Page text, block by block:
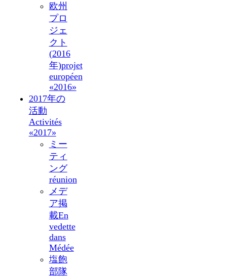
欧州
プロ
ジェ
クト
(2016
年)projet
européen
«2016»
2017年の
活動
Activités
«2017»
ミー
ティ
ング
réunion
メデ
ア掲
載En
vedette
dans
Médée
塩飽
部隊